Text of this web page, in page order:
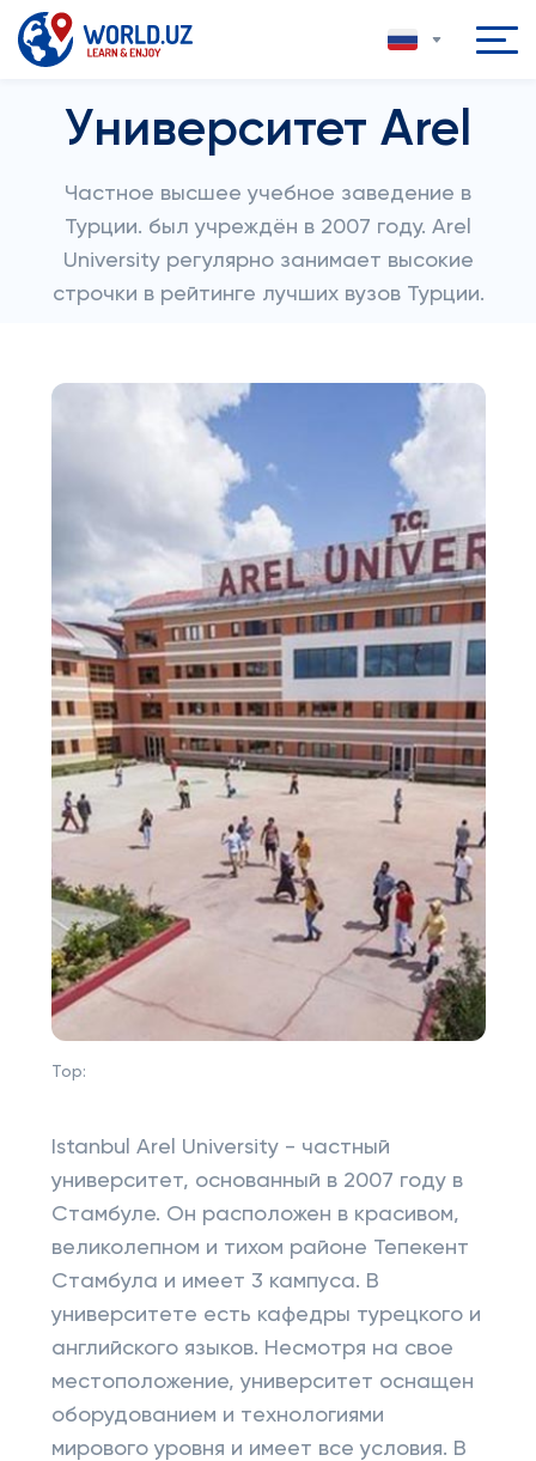
Университет Arel
Частное высшее учебное заведение в
Турции. был учреждён в 2007 году. Arel
University регулярно занимает высокие
строчки в рейтинге лучших вузов Турции.
Top:
Istanbul Arel University - частный
университет, основанный в 2007 году в
Стамбуле. Он расположен в красивом,
великолепном и тихом районе Тепекент
Стамбула и имеет 3 кампуса. В
университете есть кафедры турецкого и
английского языков. Несмотря на свое
местоположение, университет оснащен
оборудованием и технологиями
мирового уровня и имеет все условия. В